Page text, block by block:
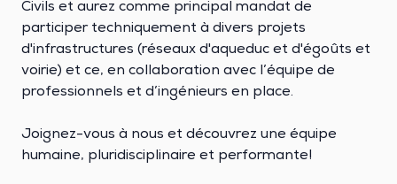
Civils et aurez comme principal mandat de
participer techniquement à divers projets
d'infrastructures (réseaux d'aqueduc et d'égoûts et
voirie) et ce, en collaboration avec l’équipe de
professionnels et d’ingénieurs en place.
Joignez-vous à nous et découvrez une équipe
humaine, pluridisciplinaire et performante!